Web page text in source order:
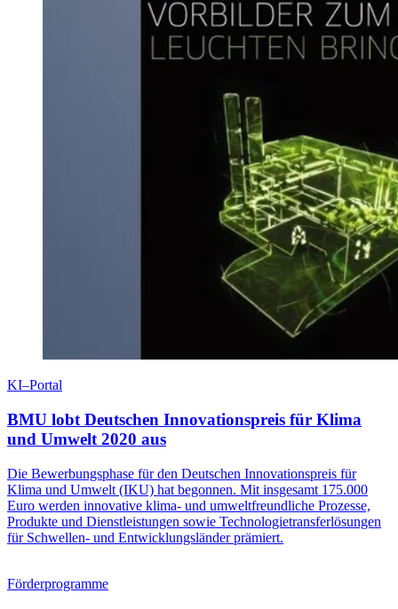
KI–Portal
BMU lobt Deutschen Innovationspreis für Klima
und Umwelt 2020 aus
Die Bewerbungsphase für den Deutschen Innovationspreis für
Klima und Umwelt (IKU) hat begonnen. Mit insgesamt 175.000
Euro werden innovative klima- und umweltfreundliche Prozesse,
Produkte und Dienstleistungen sowie Technologietransferlösungen
für Schwellen- und Entwicklungsländer prämiert.
Förderprogramme